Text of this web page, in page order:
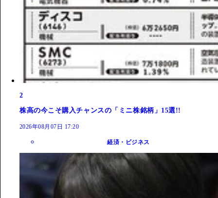
2
株高の今こそ購入チャンスの「ミニ株銘柄」15選!!
2026年08月07日 17:20
経済・ビジネス